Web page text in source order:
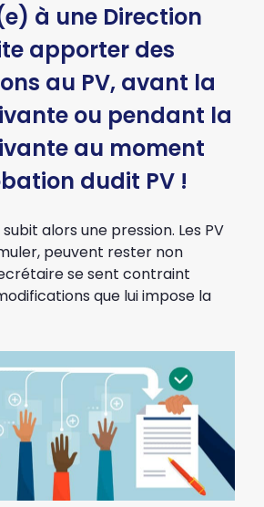
à une Direction
apporter des
au PV, avant la
ou pendant la
au moment
dudit PV !
alors une pression. Les PV
peuvent rester non
se sent contraint
que lui impose la